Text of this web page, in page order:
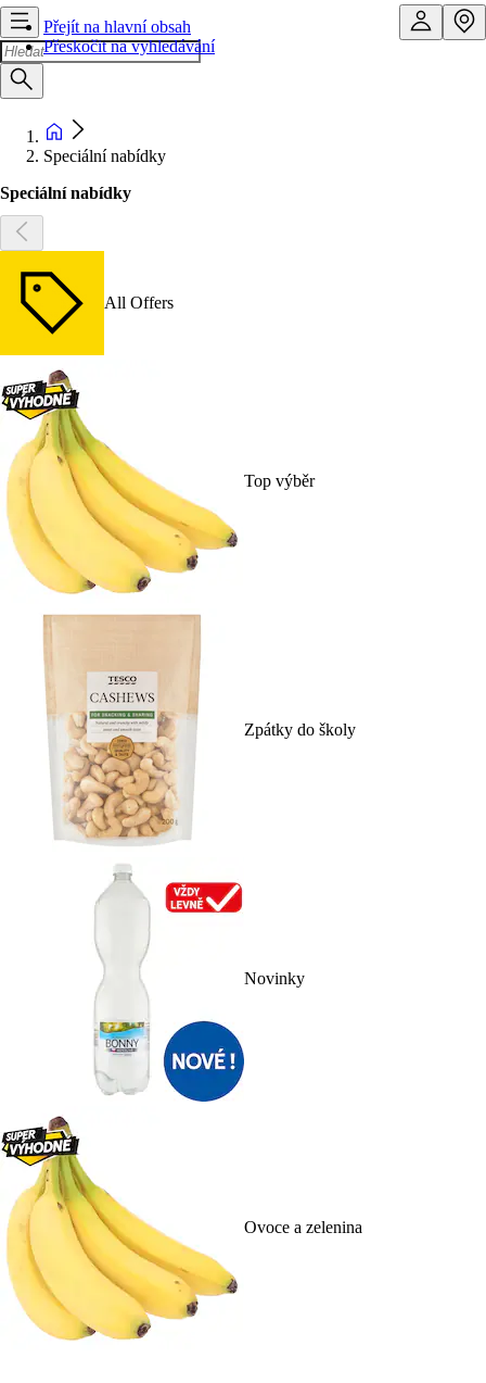
Přejít na hlavní obsah
Přeskočit na vyhledávání
Speciální nabídky
Speciální nabídky
All Offers
Top výběr
Zpátky do školy
Novinky
Ovoce a zelenina